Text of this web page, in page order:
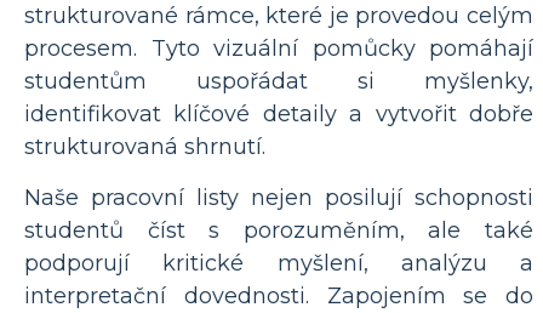
strukturované rámce, které je provedou celým
procesem. Tyto vizuální pomůcky pomáhají
studentům uspořádat si myšlenky,
identifikovat klíčové detaily a vytvořit dobře
strukturovaná shrnutí.
Naše pracovní listy nejen posilují schopnosti
studentů číst s porozuměním, ale také
podporují kritické myšlení, analýzu a
interpretační dovednosti. Zapojením se do